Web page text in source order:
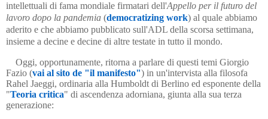
intellettuali di fama mondiale firmatari dell'Appello per il futuro del
lavoro dopo la pandemia (democratizing work) al quale abbiamo
aderito e che abbiamo pubblicato sull'ADL della scorsa settimana,
insieme a decine e decine di altre testate in tutto il mondo.
Oggi, opportunamente, ritorna a parlare di questi temi Giorgio
Fazio (vai al sito de "il manifesto") in un'intervista alla filosofa
Rahel Jaeggi, ordinaria alla Humboldt di Berlino ed esponente della
"Teoria critica" di ascendenza ador­niana, giunta alla sua terza
generazione: